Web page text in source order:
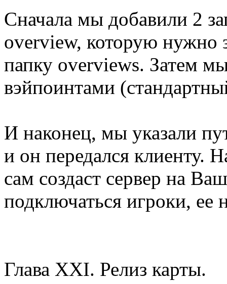
Cначала мы добавили 2
overview, которую нужно
папку overviews. Затем
вэйпоинтами
И наконец, мы указали
и он передался клиенту.
сам создаст сервер на
подключаться игроки,
Глава XXI. Релиз карты.